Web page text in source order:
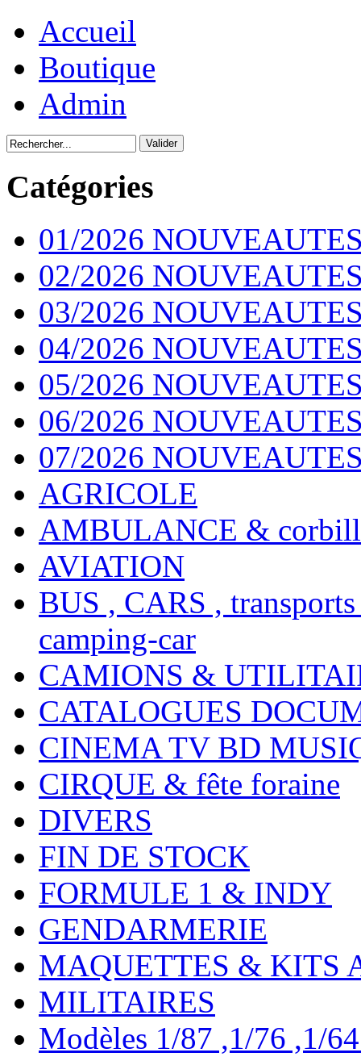
Accueil
Boutique
Admin
Catégories
01/2026
02/2026
03/2026
04/2026
05/2026
06/2026
07/2026
AGRICOLE
AMBULANCE &
AVIATION
BUS , CARS ,
camping-car
CAMIONS &
CATALOGUES
CINEMA TV BD
CIRQUE & fête foraine
DIVERS
FIN DE STOCK
FORMULE 1 & INDY
GENDARMERIE
MAQUETTES & KITS
MILITAIRES
Modèles 1/87 ,1/76 ,1/